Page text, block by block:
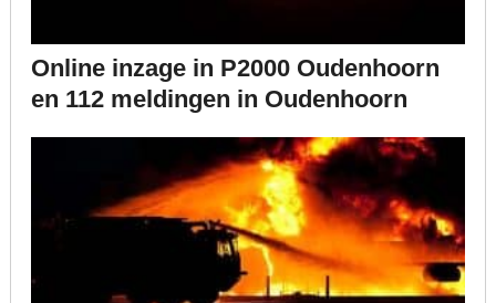
Online inzage in P2000 Oudenhoorn
en 112 meldingen in Oudenhoorn